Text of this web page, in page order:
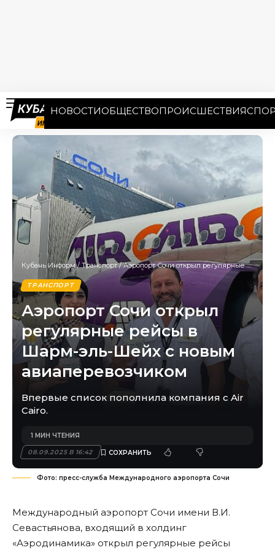
НОВОСТИОБЩЕСТВОПРОИСШЕСТВИЯ
Кубань Информ/Транспорт/Аэропорт Сочи открыл регулярные рейсы в Шарм-эль-Шейх с новым авиаперевозчиком
ТРАНСПОРТ
Аэропорт Сочи открыл
регулярные рейсы в
Шарм-эль-Шейх с новым
авиаперевозчиком
Впервые список пополнила компания с Air
Cairo.
08.09.2025 В 16:42
1 МИН ЧТЕНИЯ
Фото: пресс-служба Международного аэропорта Сочи
Международный аэропорт Сочи имени В.И.
Севастьянова, входящий в холдинг
«Аэродинамика» открыл регулярные рейсы